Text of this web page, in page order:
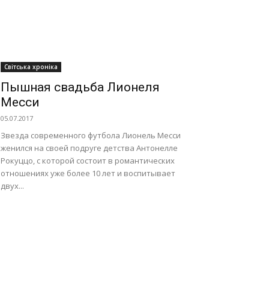
Світська хроніка
Пышная свадьба Лионеля
Месси
05.07.2017
Звезда современного футбола Лионель Месси
женился на своей подруге детства Антонелле
Рокуццо, с которой состоит в романтических
отношениях уже более 10 лет и воспитывает
двух...